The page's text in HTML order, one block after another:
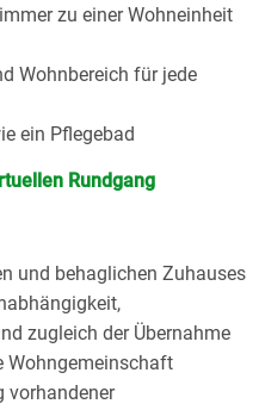
zu einer Wohneinheit
Wohnbereich für jede
ein Pflegebad
Rundgang
und behaglichen Zuhauses
zugleich der Übernahme
Wohngemeinschaft
vorhandener